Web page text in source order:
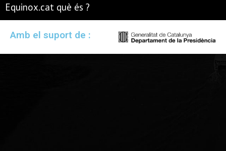
Equinox.cat què és ?
Amb el suport de :